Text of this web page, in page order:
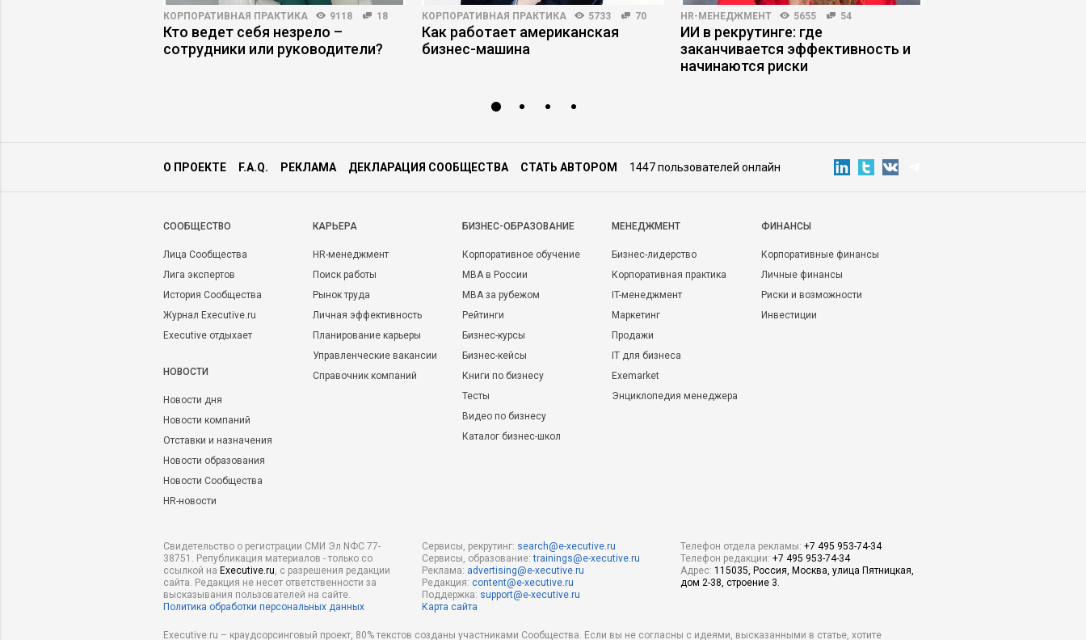
КОРПОРАТИВНАЯ ПРАКТИКА 9118 18
Кто ведет себя незрело –
сотрудники или руководители?
КОРПОРАТИВНАЯ ПРАКТИКА 5733 70
Как работает американская
бизнес-машина
HR-МЕНЕДЖМЕНТ 5655 54
ИИ в рекрутинге: где
заканчивается эффективность и
начинаются риски
О ПРОЕКТЕ F.A.Q. РЕКЛАМА ДЕКЛАРАЦИЯ СООБЩЕСТВА СТАТЬ АВТОРОМ 1447 пользователей онлайн
CООБЩЕСТВО
Лица Сообщества
Лига экспертов
История Сообщества
Журнал Executive.ru
Executive отдыхает
НОВОСТИ
Новости дня
Новости компаний
Отставки и назначения
Новости образования
Новости Сообщества
HR-новости
КАРЬЕРА
HR-менеджмент
Поиск работы
Рынок труда
Личная эффективность
Планирование карьеры
Управленческие вакансии
Справочник компаний
БИЗНЕС-ОБРАЗОВАНИЕ
Корпоративное обучение
MBA в России
MBA за рубежом
Рейтинги
Бизнес-курсы
Бизнес-кейсы
Книги по бизнесу
Тесты
Видео по бизнесу
Каталог бизнес-школ
МЕНЕДЖМЕНТ
Бизнес-лидерство
Корпоративная практика
IT-менеджмент
Маркетинг
Продажи
IT для бизнеса
Exemarket
Энциклопедия менеджера
ФИНАНСЫ
Корпоративные финансы
Личные финансы
Риски и возможности
Инвестиции
Свидетельство о регистрации СМИ Эл NФС 77-
38751. Републикация материалов - только со
ссылкой на Executive.ru, с разрешения редакции
сайта. Редакция не несет ответственности за
высказывания пользователей на сайте.
Политика обработки персональных данных
Сервисы, рекрутинг: search@e-xecutive.ru
Сервисы, образование:trainings@e-xecutive.ru
Реклама: advertising@e-xecutive.ru
Редакция: content@e-xecutive.ru
Поддержка: support@e-xecutive.ru
Карта сайта
Телефон отдела рекламы: +7 495 953-74-34
Телефон редакции: +7 495 953-74-34
Адрес: 115035, Россия, Москва, улица Пятницкая,
дом 2-38, строение 3.
Executive.ru – краудсорсинговый проект, 80% текстов созданы участниками Сообщества. Если вы не согласны с идеями, высказанными в статье, хотите